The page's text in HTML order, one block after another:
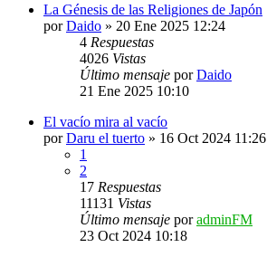
La Génesis de las Religiones de Japón
porDaido » 20 Ene 2025 12:24
4 Respuestas
4026 Vistas
Último mensaje porDaido
21 Ene 2025 10:10
El vacío mira al vacío
porDaru el tuerto » 16 Oct 2024 11:26
1
2
17 Respuestas
11131 Vistas
Último mensaje poradminFM
23 Oct 2024 10:18